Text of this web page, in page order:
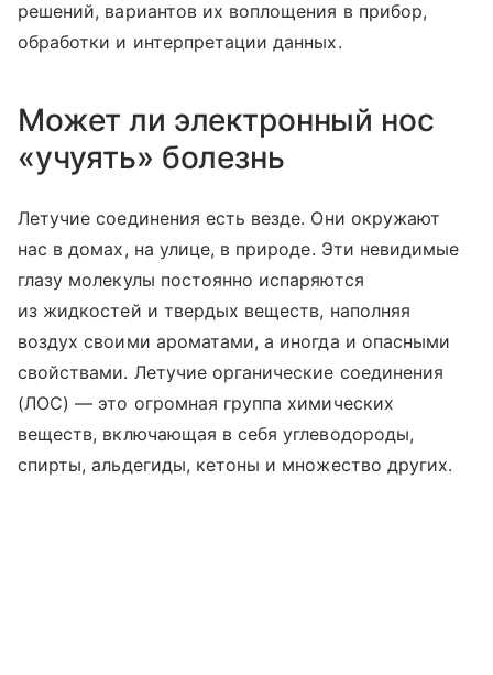
решений, вариантов их воплощения в прибор,
обработки и интерпретации данных.
Может ли электронный нос
«учуять» болезнь
Летучие соединения есть везде. Они окружают
нас в домах, на улице, в природе. Эти невидимые
глазу молекулы постоянно испаряются
из жидкостей и твердых веществ, наполняя
воздух своими ароматами, а иногда и опасными
свойствами. Летучие органические соединения
(ЛОС) — это огромная группа химических
веществ, включающая в себя углеводороды,
спирты, альдегиды, кетоны и множество других.